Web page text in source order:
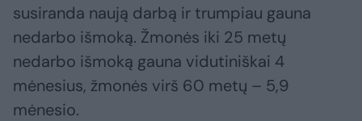
susiranda naują darbą ir trumpiau gauna
nedarbo išmoką. Žmonės iki 25 metų
nedarbo išmoką gauna vidutiniškai 4
mėnesius, žmonės virš 60 metų – 5,9
mėnesio.